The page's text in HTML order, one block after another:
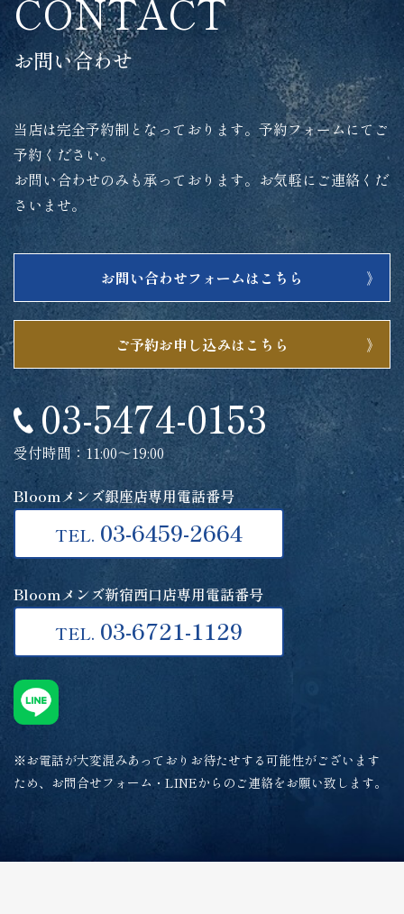
CONTACT
お問い合わせ
当店は完全予約制となっております。予約フォームにてご
予約ください。
お問い合わせのみも承っております。お気軽にご連絡くだ
さいませ。
お問い合わせフォームはこちら
ご予約お申し込みはこちら
03-5474-0153
受付時間：11:00～19:00
Bloomメンズ銀座店専用電話番号
TEL. 03-6459-2664
Bloomメンズ新宿西口店専用電話番号
TEL. 03-6721-1129
※お電話が大変混みあっておりお待たせする可能性がございます
ため、お問合せフォーム・LINEからのご連絡をお願い致します。